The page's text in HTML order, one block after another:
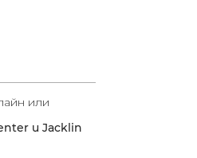
или
и Jacklin